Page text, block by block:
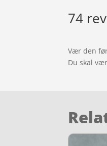
74
Vær den
Du skal